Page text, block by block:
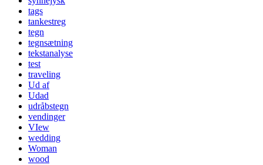
tags
tankestreg
tegn
tegnsætning
tekstanalyse
test
traveling
Ud af
Udad
udråbstegn
vendinger
VIew
wedding
Woman
wood